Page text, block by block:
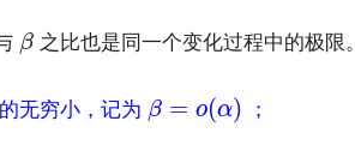
β
β之比也是同一个变化过程中的极限。
无穷小，记为 β = o(α)
β α
；